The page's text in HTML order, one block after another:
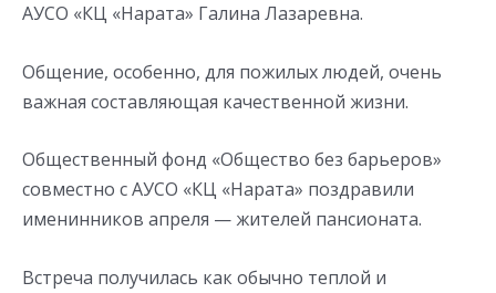
АУСО «КЦ «Нарата» Галина Лазаревна.
Общение, особенно, для пожилых людей, очень
важная составляющая качественной жизни.
Общественный фонд «Общество без барьеров»
совместно с АУСО «КЦ «Нарата» поздравили
именинников апреля — жителей пансионата.
Встреча получилась как обычно теплой и